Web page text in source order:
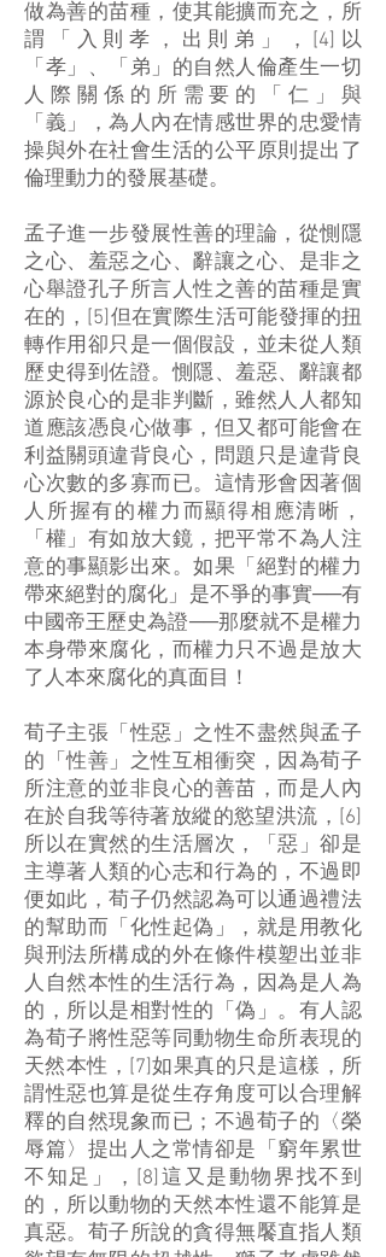
做為善的苗種，使其能擴而充之，所
謂「入則孝，出則弟」，[4]以
「孝」、「弟」的自然人倫產生一切
人際關係的所需要的「仁」與
「義」，為人內在情感世界的忠愛情
操與外在社會生活的公平原則提出了
倫理動力的發展基礎。
孟子進一步發展性善的理論，從惻隱
之心、羞惡之心、辭讓之心、是非之
心舉證孔子所言人性之善的苗種是實
在的，[5]但在實際生活可能發揮的扭
轉作用卻只是一個假設，並未從人類
歷史得到佐證。惻隱、羞惡、辭讓都
源於良心的是非判斷，雖然人人都知
道應該憑良心做事，但又都可能會在
利益關頭違背良心，問題只是違背良
心次數的多寡而已。這情形會因著個
人所握有的權力而顯得相應清晰，
「權」有如放大鏡，把平常不為人注
意的事顯影出來。如果「絕對的權力
帶來絕對的腐化」是不爭的事實──有
中國帝王歷史為證──那麼就不是權力
本身帶來腐化，而權力只不過是放大
了人本來腐化的真面目！
荀子主張「性惡」之性不盡然與孟子
的「性善」之性互相衝突，因為荀子
所注意的並非良心的善苗，而是人內
在於自我等待著放縱的慾望洪流，[6]
所以在實然的生活層次，「惡」卻是
主導著人類的心志和行為的，不過即
便如此，荀子仍然認為可以通過禮法
的幫助而「化性起偽」，就是用教化
與刑法所構成的外在條件模塑出並非
人自然本性的生活行為，因為是人為
的，所以是相對性的「偽」。有人認
為荀子將性惡等同動物生命所表現的
天然本性，[7]如果真的只是這樣，所
謂性惡也算是從生存角度可以合理解
釋的自然現象而已；不過荀子的〈榮
辱篇〉提出人之常情卻是「窮年累世
不知足」，[8]這又是動物界找不到
的，所以動物的天然本性還不能算是
真惡。荀子所說的貪得無饜直指人類